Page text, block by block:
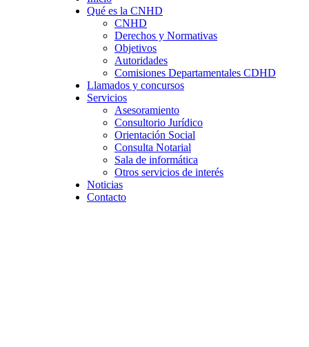
Qué es la CNHD
CNHD
Derechos y Normativas
Objetivos
Autoridades
Comisiones Departamentales CDHD
Llamados y concursos
Servicios
Asesoramiento
Consultorio Jurídico
Orientación Social
Consulta Notarial
Sala de informática
Otros servicios de interés
Noticias
Contacto